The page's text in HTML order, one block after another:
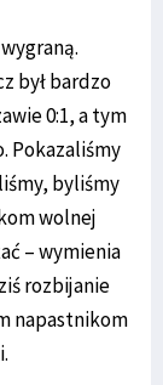
był bardzo
0:1, a tym
Pokazaliśmy
byliśmy
wolnej
– wymienia
rozbijanie
napastnikom